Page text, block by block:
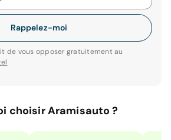
Rappelez-moi
de vous opposer gratuitement au
choisir Aramisauto ?